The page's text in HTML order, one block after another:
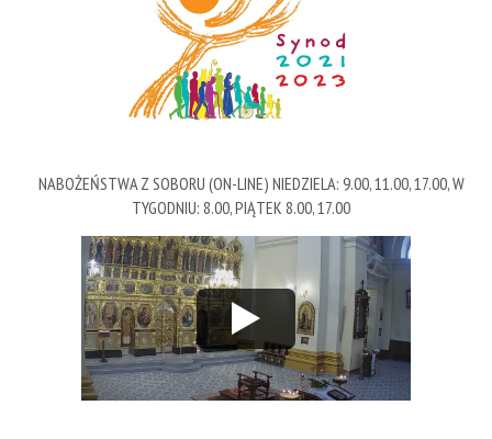
NABOŻEŃSTWA Z SOBORU (ON-LINE) NIEDZIELA: 9.00, 11.00, 17.00, W
TYGODNIU: 8.00, PIĄTEK 8.00, 17.00